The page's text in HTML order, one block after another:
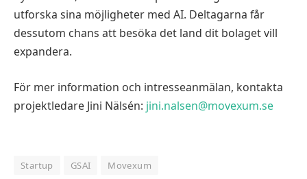
utforska sina möjligheter med AI. Deltagarna får
dessutom chans att besöka det land dit bolaget vill
expandera.
För mer information och intresseanmälan, kontakta
projektledare Jini Nälsén: jini.nalsen@movexum.se
Startup GSAI Movexum